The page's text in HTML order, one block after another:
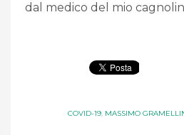
dal medico del mio
COVID-19, MASSIMO